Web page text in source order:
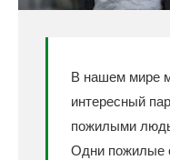
В нашем мире
интересный
пожилыми
Одни пожилые